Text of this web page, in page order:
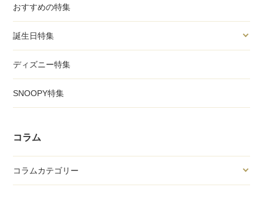
おすすめの特集
誕生日特集
ディズニー特集
SNOOPY特集
コラム
コラムカテゴリー